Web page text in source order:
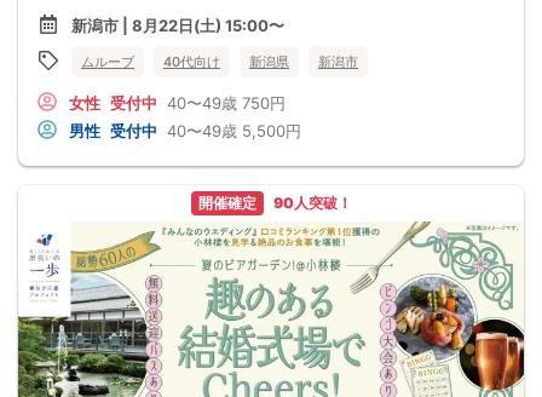
新潟市 | 8月22日(土) 15:00〜
ムルーブ 40代向け 新潟県 新潟市
女性 受付中 40〜49歳 750円
男性 受付中 40〜49歳 5,500円
開催確定 90人突破！